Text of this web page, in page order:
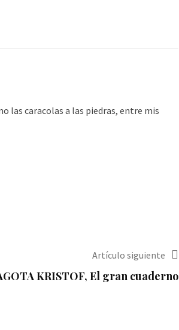
las caracolas a las piedras, entre mis
Artículo siguiente
KRISTOF, El gran cuaderno